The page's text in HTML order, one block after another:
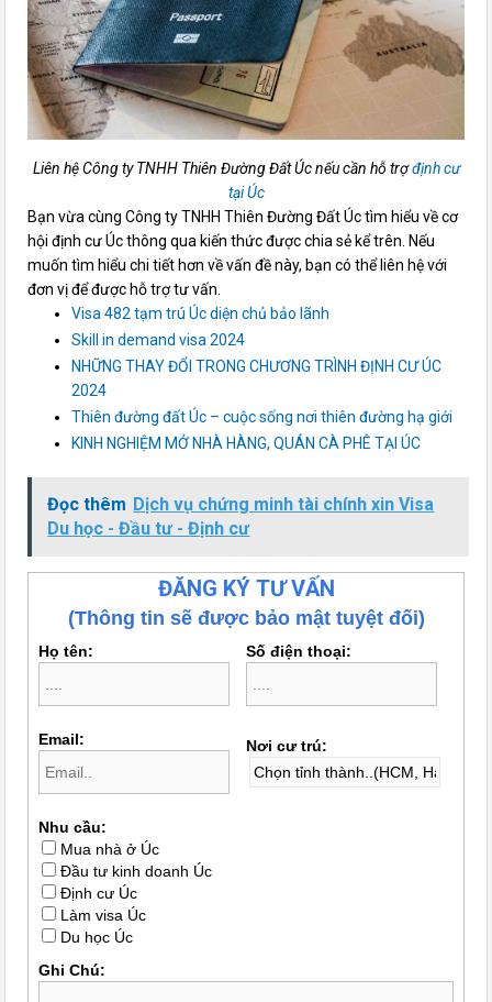
Liên hệ Công ty TNHH Thiên Đường Đất Úc nếu cần hỗ trợđịnh cư
tại Úc
Bạn vừa cùng Công ty TNHH Thiên Đường Đất Úc tìm hiểu về cơ
hội định cư Úc thông qua kiến thức được chia sẻ kể trên. Nếu
muốn tìm hiểu chi tiết hơn về vấn đề này, bạn có thể liên hệ với
đơn vị để được hỗ trợ tư vấn.
Visa 482 tạm trú Úc diện chủ bảo lãnh
Skill in demand visa 2024
NHỮNG THAY ĐỔI TRONG CHƯƠNG TRÌNH ĐỊNH CƯ ÚC
2024
Thiên đường đất Úc – cuộc sống nơi thiên đường hạ giới
KINH NGHIỆM MỞ NHÀ HÀNG, QUÁN CÀ PHÊ TẠI ÚC
Đọc thêm Dịch vụ chứng minh tài chính xin Visa
Du học - Đầu tư - Định cư
ĐĂNG KÝ TƯ VẤN
(Thông tin sẽ được bảo mật tuyệt đối)
Họ tên: Số điện thoại:
Email: Nơi cư trú:
Nhu cầu:
Mua nhà ở Úc
Đầu tư kinh doanh Úc
Định cư Úc
Làm visa Úc
Du học Úc
Ghi Chú: